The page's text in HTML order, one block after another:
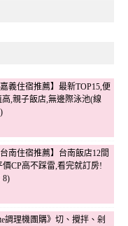
嘉義住宿推薦】最新TOP15,便
高,親子飯店,無邊際泳池(線
台南住宿推薦】台南飯店12間
價CP高不踩雷,看完就訂房!
8)
調理機團購》切、攪拌、剁